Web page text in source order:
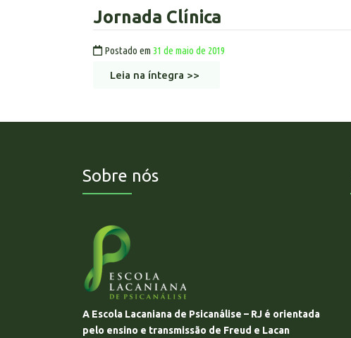
Jornada Clínica
Postado em 31 de maio de 2019
Leia na íntegra >>
Sobre nós
A Escola Lacaniana de Psicanálise – RJ é orientada
pelo ensino e transmissão de Freud e Lacan